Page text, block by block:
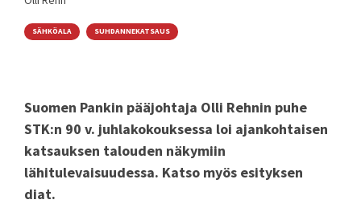
SÄHKÖALA SUHDANNEKATSAUS
Suomen Pankin pääjohtaja Olli Rehnin puhe
STK:n 90 v. juhlakokouksessa loi ajankohtaisen
katsauksen talouden näkymiin
lähitulevaisuudessa. Katso myös esityksen
diat.